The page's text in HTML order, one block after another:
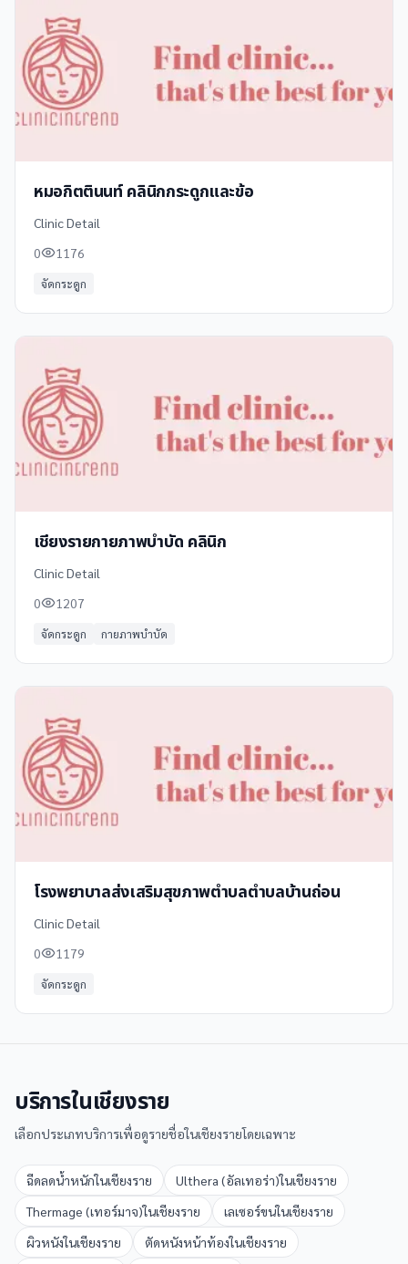
หมอกิตตินนท์ คลินิกกระดูกและข้อ
Clinic Detail
0
1176
จัดกระดูก
เชียงรายกายภาพบำบัด คลินิก
Clinic Detail
0
1207
จัดกระดูก กายภาพบำบัด
โรงพยาบาลส่งเสริมสุขภาพตำบลตำบลบ้านถ่อน
Clinic Detail
0
1179
จัดกระดูก
บริการในเชียงราย
เลือกประเภทบริการเพื่อดูรายชื่อในเชียงรายโดยเฉพาะ
ฉีดลดน้ำหนักในเชียงราย Ulthera (อัลเทอร่า)ในเชียงราย
Thermage (เทอร์มาจ)ในเชียงราย เลเซอร์ขนในเชียงราย
ผิวหนังในเชียงราย ตัดหนังหน้าท้องในเชียงราย